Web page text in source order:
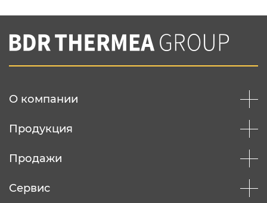
Вы соглашаетесь с нашей политикой
конфеденциальности
О компании
Продукция
Продажи
Сервис